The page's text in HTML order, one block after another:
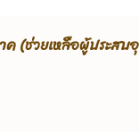
วยเหลือผู้ประสบอุท